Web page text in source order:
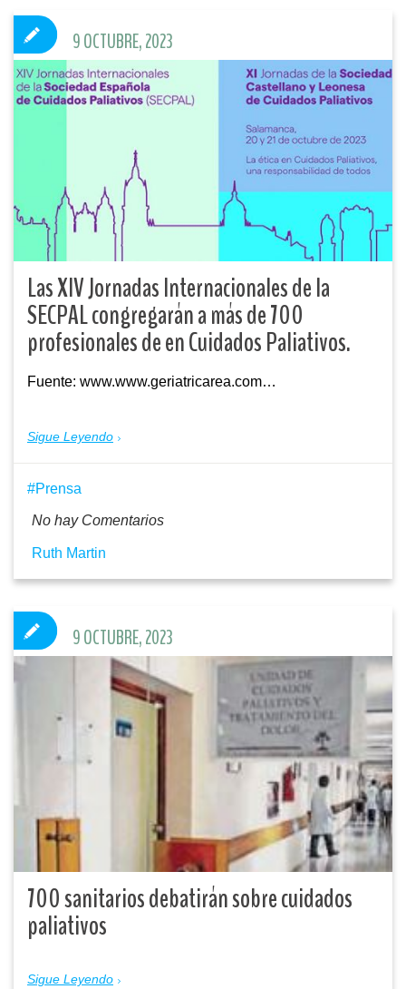
Las XIV Jornadas Internacionales de la
SECPAL congregarán a más de 700
profesionales de en Cuidados Paliativos.
Fuente: www.www.geriatricarea.com…
Sigue Leyendo
9 OCTUBRE, 2023
Prensa
No hay Comentarios
Ruth Martin
700 sanitarios debatirán sobre cuidados
paliativos
Sigue Leyendo
9 OCTUBRE, 2023